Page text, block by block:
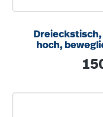
Dreieckstisch,
hoch,